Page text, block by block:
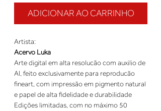
ADICIONAR AO CARRINHO
Artista:
Acervo Luka
Arte digital em alta resolucão com auxilio de
AI, feito exclusivamente para reproducão
fineart, com impressão em pigmento natural
e papel de alta fidelidade e durabilidade
Edições limitadas, com no máximo 50